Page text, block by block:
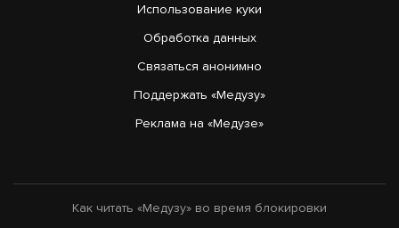
Использование куки
Обработка данных
Связаться анонимно
Поддержать «Медузу»
Реклама на «Медузе»
Как читать «Медузу» во время блокировки